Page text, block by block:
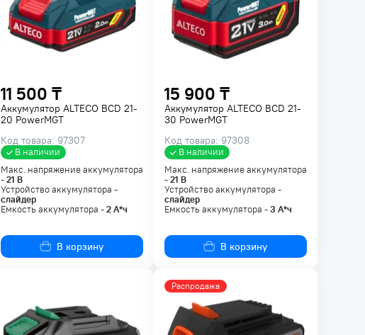
11 500 ₸
Аккумулятор ALTECO BCD 21-
20 PowerMGT
Код товара: 97307
В наличии
Макс. напряжение аккумулятора
-21 В
Устройство аккумулятора -
слайдер
Емкость аккумулятора -2А*ч
В корзину
15 900 ₸
Аккумулятор ALTECO BCD 21-
30 PowerMGT
Код товара: 97308
В наличии
Макс. напряжение аккумулятора
-21 В
Устройство аккумулятора -
слайдер
Емкость аккумулятора -3 А*ч
В корзину
Распродажа